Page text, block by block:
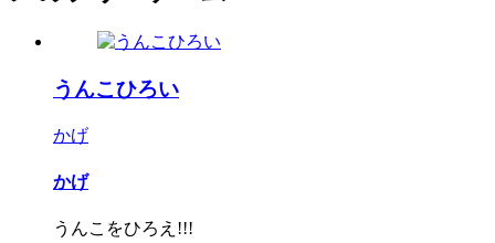
うんこひろい
かげ
かげ
うんこをひろえ!!!